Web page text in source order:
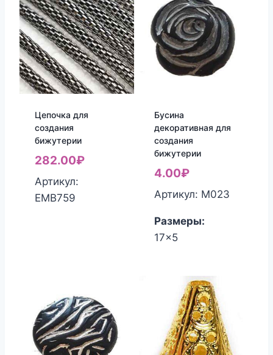
Цепочка для
создания
бижутерии
282.00₽
Артикул:
ЕМВ759
Бусина
декоративная для
создания
бижутерии
4.00₽
Артикул: М023
Размеры:
17x5